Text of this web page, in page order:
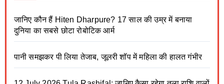
जानिए कौन हैं Hiten Dharpure? 17 साल की उम्र में बनाया
दुनिया का सबसे छोटा रोबोटिक आर्म
पानी समझकर पी लिया तेजाब, जूलरी शॉप में महिला की हालत गंभीर